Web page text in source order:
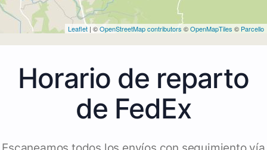
Leaflet | ©OpenStreetMap contributors ©OpenMapTiles © Parcello
Horario de reparto
de FedEx